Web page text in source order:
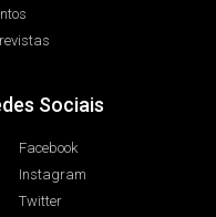
Sociais
Facebook
Instagram
Twitter